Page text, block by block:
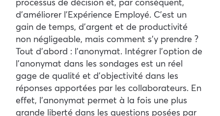
d’améliorer l’Expérience Employé. C’est un
gain de temps, d’argent et de productivité
non négligeable, mais comment s’y prendre ?
Tout d’abord : l’anonymat. Intégrer l’option de
l’anonymat dans les sondages est un réel
gage de qualité et d’objectivité dans les
réponses apportées par les collaborateurs. En
effet, l’anonymat permet à la fois une plus
grande liberté dans les questions posées par